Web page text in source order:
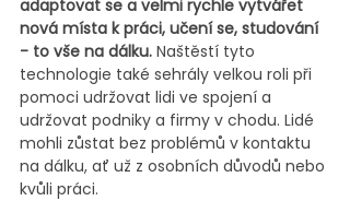
adaptovat se a velmi rychle vytvářet
nová místa k práci, učení se, studování
- to vše na dálku. Naštěstí tyto
technologie také sehrály velkou roli při
pomoci udržovat lidi ve spojení a
udržovat podniky a firmy v chodu. Lidé
mohli zůstat bez problémů v kontaktu
na dálku, ať už z osobních důvodů nebo
kvůli práci.